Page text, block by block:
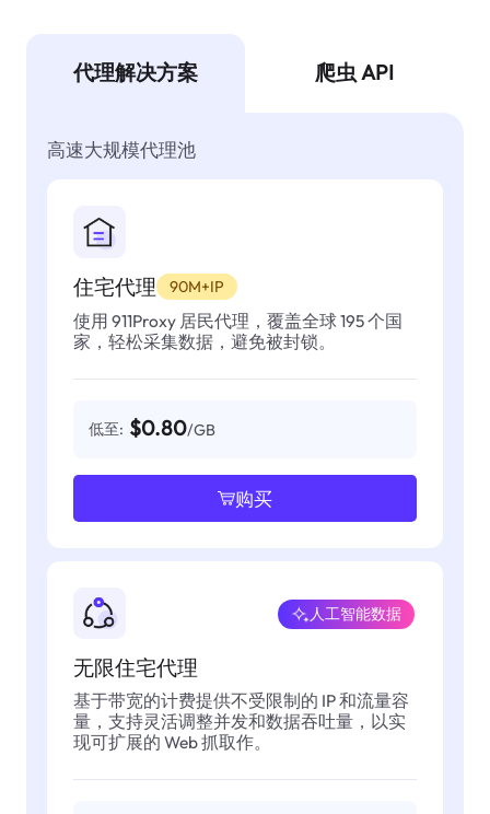
代理解决方案 爬虫 API
高速大规模代理池
住宅代理 90M+IP
使用 911Proxy 居民代理，覆盖全球 195 个国
家，轻松采集数据，避免被封锁。
低至: $0.80/GB
购买
无限住宅代理
人工智能数据
基于带宽的计费提供不受限制的 IP 和流量容
量，支持灵活调整并发和数据吞吐量，以实
现可扩展的 Web 抓取作。